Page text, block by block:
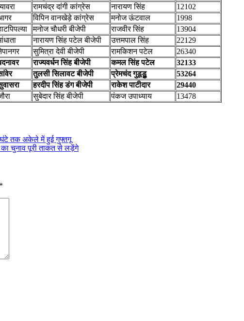
रामचंद्र दांगी कांग्रेस नारायण सिंह
12102
विपिन वानखेड़े कांग्रेस मनोज ऊंटवाल
1998
मनोज चाैधरी बीजेपी राजवीर सिंह
13904
नारायण सिंह पटेल बीजेपी उत्तमपाल सिंह
22129
सुमित्रा देवी बीजेपी रामकिशन पटेल
26340
राज्यवर्धन सिंह बीजेपी कमल सिंह पटेल
32133
तुलसी सिलावट बीजेपी प्रेमचंद गुडूडुू
53264
हरदीप सिंह डंग बीजेपी राकेश पाटीदार
29440
सुबेदार सिंह बीजेपी पंकज उपाध्याय 13478
घंटे तक अकेले में हुई गुफ्तगू
चुनाव पूरी ताकत से लड़ेंगे